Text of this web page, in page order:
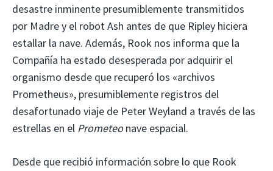
desastre inminente presumiblemente transmitidos
por Madre y el robot Ash antes de que Ripley hiciera
estallar la nave. Además, Rook nos informa que la
Compañía ha estado desesperada por adquirir el
organismo desde que recuperó los «archivos
Prometheus», presumiblemente registros del
desafortunado viaje de Peter Weyland a través de las
estrellas en el Prometeonave espacial.
Desde que recibió información sobre lo que Rook